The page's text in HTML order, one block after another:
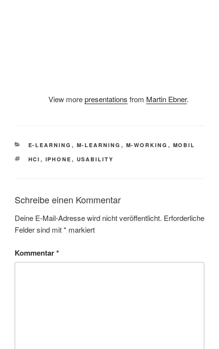
View morepresentations from Martin Ebner.
KATEGORIEN
E-LEARNING , M-LEARNING , M-WORKING , MOBIL
SCHLAGWÖRTER
HCI , IPHONE , USABILITY
Schreibe einen Kommentar
Deine E-Mail-Adresse wird nicht veröffentlicht. Erforderliche
Felder sind mit* markiert
Kommentar*